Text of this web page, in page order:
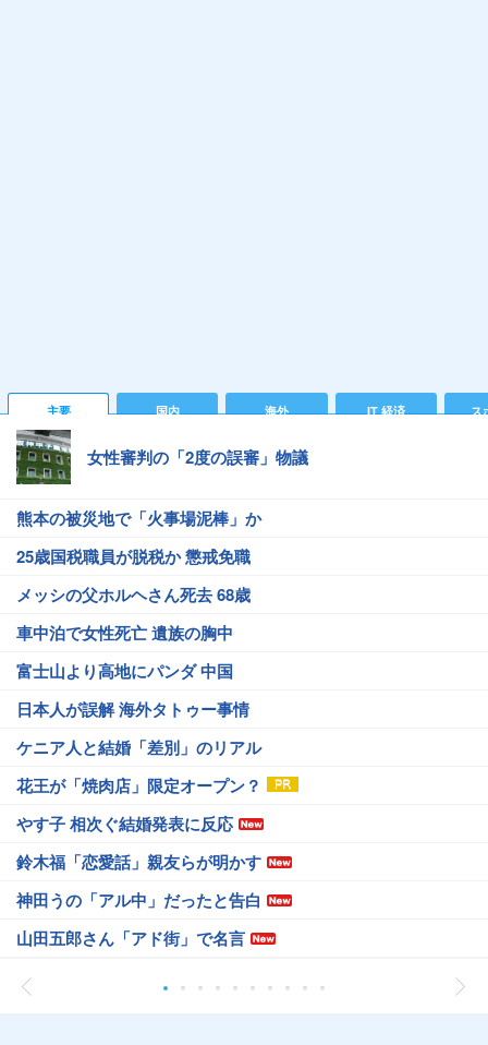
主要 国内 海外 IT 経済 ス
女性審判の「2度の誤審」物議
熊本の被災地で「火事場泥棒」か
25歳国税職員が脱税か 懲戒免職
メッシの父ホルヘさん死去 68歳
車中泊で女性死亡 遺族の胸中
富士山より高地にパンダ 中国
日本人が誤解 海外タトゥー事情
ケニア人と結婚「差別」のリアル
花王が「焼肉店」限定オープン？
やす子 相次ぐ結婚発表に反応
鈴木福「恋愛話」親友らが明かす
神田うの「アル中」だったと告白
山田五郎さん「アド街」で名言